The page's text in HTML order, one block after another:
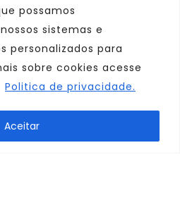
possamos
sistemas e
personalizados para
sobre cookies acesse
Politica de privacidade.
Aceitar
Parceiro